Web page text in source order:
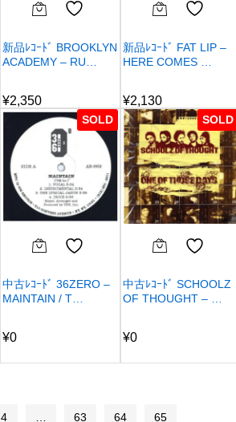
新品ﾚｺｰﾄﾞ BROOKLYN
ACADEMY – RU…
¥2,350
新品ﾚｺｰﾄﾞ FAT LIP –
HERE COMES …
¥2,130
SOLD
中古ﾚｺｰﾄﾞ 36ZERO –
MAINTAIN / T…
¥0
SOLD
中古ﾚｺｰﾄﾞ SCHOOLZ
OF THOUGHT – …
¥0
4 63 64 65